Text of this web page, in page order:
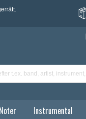
Instrumental